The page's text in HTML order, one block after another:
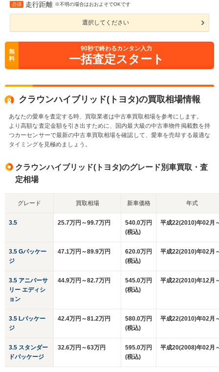
必須 走行距離 ※不明の場合はおおよそでOKです
選択してください
無
料
90秒で終わるカンタン入力
一括査定スタート
クラウンハイブリッド(トヨタ)の買取相場情報
あなたの愛車を査定する時、買取業者は中古車買取相場を参考にします。
より高額な査定金額を引き出すために、国内最大級の中古車物件掲載数を持
つカーセンサーで最新の中古車買取相場を確認して、愛車を売却する最適な
タイミングを見極めましょう。
クラウンハイブリッド(トヨタ)のグレード別車買取・査
定相場
グレード 買取相場 新車価格 年式
3.5 25.7万円～99.7万円
540.0万円
(税込)
平成22(2010)年02月
3.5 Gパッケー
ジ
47.1万円～89.9万円
620.0万円
(税込)
平成22(2010)年02月
3.5 アニバーサ
リー エディシ
ョン
44.9万円～82.7万円
545.0万円
(税込)
平成22(2010)年12月
3.5 Lパッケー
ジ
42.4万円～81.2万円
580.0万円
(税込)
平成22(2010)年02月
3.5 スタンダー
ドパッケージ
32.6万円～63万円
595.0万円
(税込)
平成20(2008)年02月